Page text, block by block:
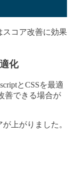
スコア改善に効果
化
とCSSを最適
善できる場合が
上がりました。